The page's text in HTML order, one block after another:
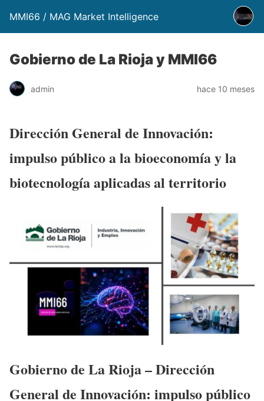
MMI66 / MAG Market Intelligence
Gobierno de La Rioja y MMI66
admin hace 10 meses
Dirección General de Innovación:
impulso público a la bioeconomía y la
biotecnología aplicadas al territorio
Gobierno de La Rioja – Dirección
General de Innovación: impulso público